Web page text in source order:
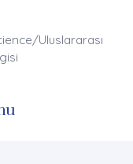
Uluslararası